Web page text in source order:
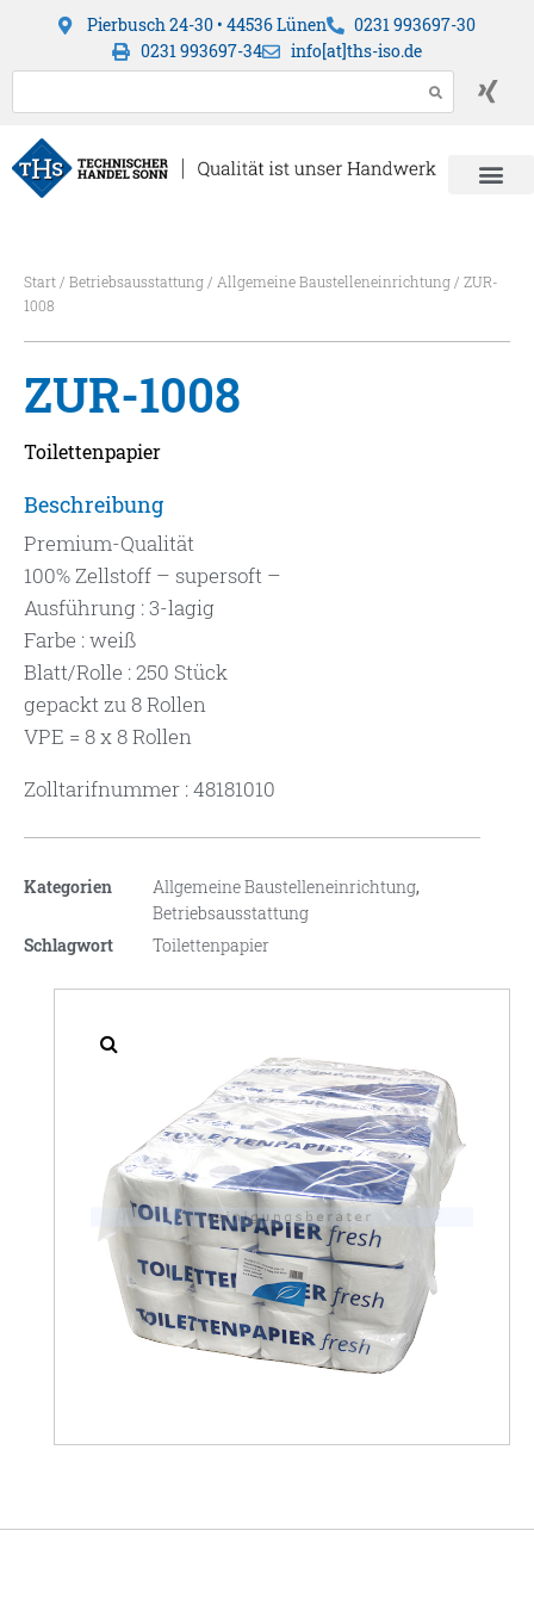
Pierbusch 24-30 • 44536 Lünen
0231 993697-30
0231 993697-34
info[at]ths-iso.de
Start/ Betriebsausstattung/ Allgemeine Baustelleneinrichtung/ ZUR-
1008
ZUR-1008
Toilettenpapier
Beschreibung
Premium-Qualität
100% Zellstoff – supersoft –
Ausführung : 3-lagig
Farbe : weiß
Blatt/Rolle : 250 Stück
gepackt zu 8 Rollen
VPE = 8 x 8 Rollen
Zolltarifnummer : 48181010
Kategorien Allgemeine Baustelleneinrichtung,
Betriebsausstattung
Schlagwort
Toilettenpapier